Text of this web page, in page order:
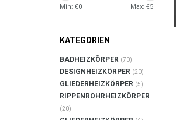
Min: €0 Max: €5
KATEGORIEN
BADHEIZKÖRPER (70)
DESIGNHEIZKÖRPER (20)
GLIEDERHEIZKÖRPER (5)
RIPPENROHRHEIZKÖRPER
(20)